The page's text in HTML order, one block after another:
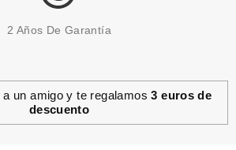
2 Años De Garantía
a un amigo y te regalamos3 euros de
descuento